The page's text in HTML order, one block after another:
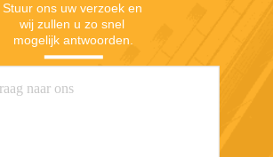
Stuur ons uw verzoek en
wij zullen u zo snel
mogelijk antwoorden.